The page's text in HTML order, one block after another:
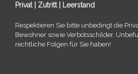
Privat | Zutritt | Leerstand
Respektieren Sie bitte unbe­dingt die
Bewohner sowie Verbotsschilder.
recht­li­che Folgen für Sie haben!